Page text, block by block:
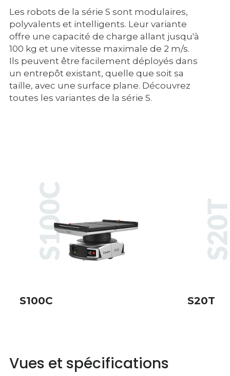
Les robots de la série S sont modulaires,
polyvalents et intelligents. Leur variante
offre une capacité de charge allant jusqu'à
100 kg et une vitesse maximale de 2 m/s.
Ils peuvent être facilement déployés dans
un entrepôt existant, quelle que soit sa
taille, avec une surface plane. Découvrez
toutes les variantes de la série S.
S100C S20T
Vues et spécifications